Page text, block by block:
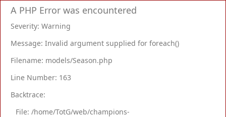
A PHP Error was encountered
Severity: Warning
Message: Invalid argument supplied for foreach()
Filename: models/Season.php
Line Number: 163
Backtrace:
File: /home/TotG/web/champions-